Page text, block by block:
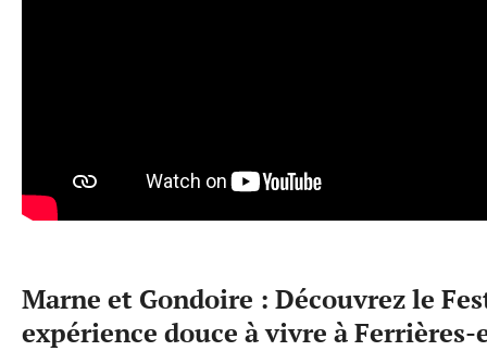
Marne et Gondoire : Découvrez le
expérience douce à vivre à